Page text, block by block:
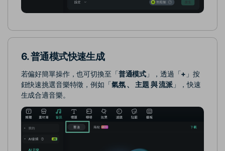
6. 普通模式快速生成
若偏好簡單操作，也可切換至「 普通模式 」，透過「 + 」按
鈕快速挑選音樂特徵，例如「 氣氛 、 主題 與 流派 」，快速
生成合適音樂。